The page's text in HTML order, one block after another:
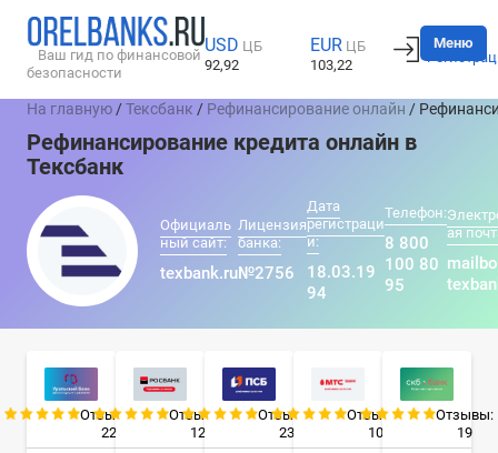
Ваш гид по финансовой
безопасности
USD ЦБ
92,92
EUR ЦБ
103,22
Вход
Меню
На главную /Тексбанк / Рефинансирование онлайн /
Рефинансирование кредита онлайн в
Тексбанк
Официаль
ный сайт:
texbank.ru
Лицензия
банка:
№2756
Дата
регистраци
и:
18.03.19
94
Телефон:
8 800
100 80
95
ая
Отзывы:
22
Отзывы:
12
Отзывы:
23
Отзывы:
10
Отзывы:
19